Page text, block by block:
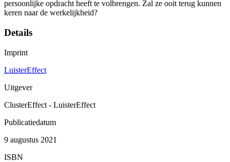
persoonlijke opdracht heeft te volbrengen. Zal ze ooit terug kunnen
keren naar de werkelijkheid?
Details
Imprint
LuisterEffect
Uitgever
ClusterEffect - LuisterEffect
Publicatiedatum
9 augustus 2021
ISBN